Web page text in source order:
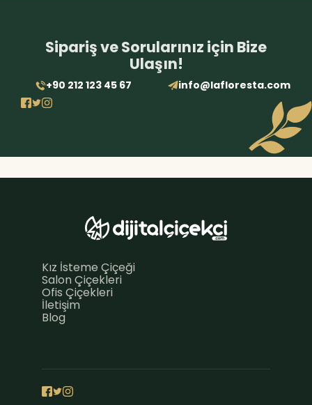
Sipariş ve Sorularınız için Bize
Ulaşın!
+90 212 123 45 67 info@lafloresta.com
Kız İsteme Çiçeği
Salon Çiçekleri
Ofis Çiçekleri
İletişim
Blog